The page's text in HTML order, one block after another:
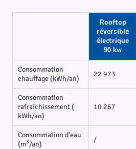
Rooftop
réversible
électrique
90 kw
Consommation
chauffage (kWh/an)
22 973
Consommation
rafraîchissement (
kWh/an)
10 267
Consommation d'eau
(m3/an)
/